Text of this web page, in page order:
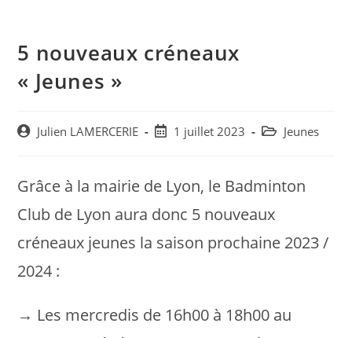
5 nouveaux créneaux
« Jeunes »
PostJulien LAMERCERIE
Post1 juillet 2023
Post Jeunes
Grâce à la mairie de Lyon, le Badminton
Club de Lyon aura donc 5 nouveaux
créneaux jeunes la saison prochaine 2023 /
2024 :
→ Les mercredis de 16h00 à 18h00 au